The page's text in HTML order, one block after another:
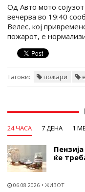
Од Авто мото
вечерва во 19:40
Велес, кој
пожарот, е
Тагови: пожари
24 ЧАСА 7 ДЕНА 1
ќе
06.08.2026 ЖИВОТ